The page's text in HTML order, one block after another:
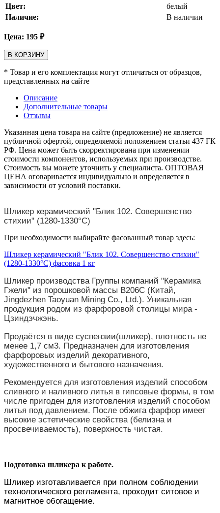
Цвет:
белый
Наличие:
В наличии
Цена: 195 ₽
В КОРЗИНУ
* Товар и его комплектация могут отличаться от образцов,
представленных на сайте
Описание
Дополнительные товары
Отзывы
Указанная цена товара на сайте (предложение) не является
публичной офертой, определяемой положением статьи 437 ГК
РФ. Цена может быть скорректирована при изменении
стоимости компонентов, используемых при производстве.
Стоимость вы можете уточнить у специалиста. ОПТОВАЯ
ЦЕНА оговаривается индивидуально и определяется в
зависимости от условий поставки.
Шликер керамический "Блик 102. Совершенство
стихии" (1280-1330°С)
При необходимости выбирайте фасованный товар здесь:
Шликер керамический "Блик 102. Совершенство стихии"
(1280-1330°С) фасовка 1 кг
Шликер производства Группы компаний "Керамика
Гжели" из порошковой массы В206С (Китай,
Jingdezhen Taoyuan Mining Co., Ltd.). Уникальная
продукция родом из фарфоровой столицы мира -
Цзиндэчжэнь.
Продаётся в виде суспензии(шликер), плотность не
менее 1,7 см3. Предназначен для изготовления
фарфоровых изделий декоративного,
художественного и бытового назначения.
Рекомендуется для изготовления изделий способом
сливного и наливного литья в гипсовые формы, в том
числе пригоден для изготовления изделий способом
литья под давлением. После обжига фарфор имеет
высокие эстетические свойства (белизна и
просвечиваемость), поверхность чистая.
Подготовка шликера к работе.
Шликер изготавливается при полном соблюдении
технологического регламента, проходит ситовое и
магнитное обогащение.